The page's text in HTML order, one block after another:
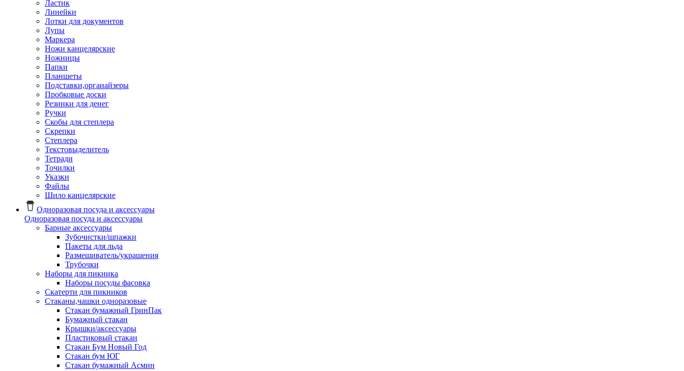
Ластик
Линейки
Лотки для документов
Лупы
Маркера
Ножи канцелярские
Ножницы
Папки
Планшеты
Подставки,органайзеры
Пробковые доски
Резинки для денег
Ручки
Скобы для степлера
Скрепки
Степлера
Текстовыделитель
Тетради
Точилки
Указки
Файлы
Шило канцелярские
Одноразовая посуда и аксессуары
Одноразовая посуда и аксессуары
Барные аксессуары
Зубочистки/шпажки
Пакеты для льда
Размешиватель/украшения
Трубочки
Наборы для пикника
Наборы посуды фасовка
Скатерти для пикников
Стаканы,чашки одноразовые
Cтакан бумажный ГринПак
Бумажный стакан
Крышки/аксессуары
Пластиковый стакан
Стакан Бум Новый Год
Стакан бум ЮГ
Стакан бумажный Асмин